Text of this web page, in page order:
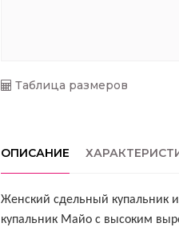
Таблица размеров
ОПИСАНИЕ
Женский сдельный купальник
купальник Майо с высоким